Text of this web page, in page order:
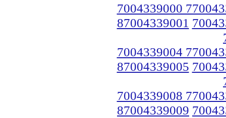
7004339000
87004339001
7004339004
87004339005
7004339008
87004339009